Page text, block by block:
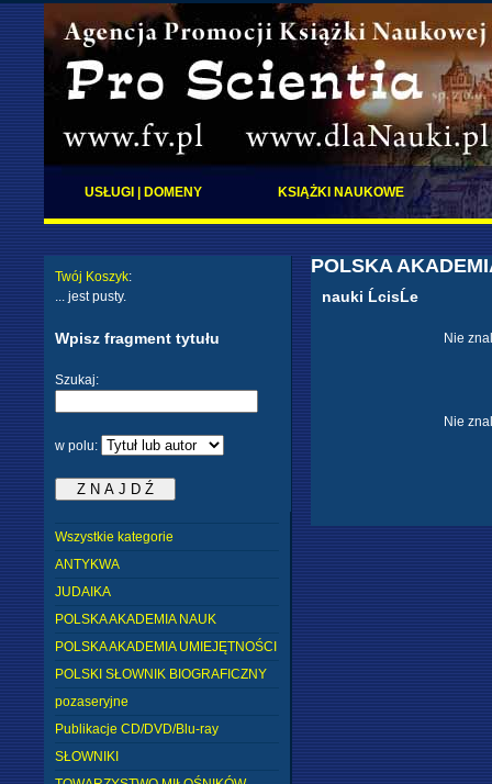
USŁUGI | DOMENY KSIĄŻKI NAUKOWE
Twój Koszyk:
... jest pusty.
Wpisz fragment tytułu
Szukaj:
w polu:
Wszystkie kategorie
ANTYKWA
JUDAIKA
POLSKA AKADEMIA NAUK
POLSKA AKADEMIA UMIEJĘTNOŚCI
POLSKI SŁOWNIK BIOGRAFICZNY
pozaseryjne
Publikacje CD/DVD/Blu-ray
SŁOWNIKI
POLSKA
nauki ĹcisĹe
Nie
Nie